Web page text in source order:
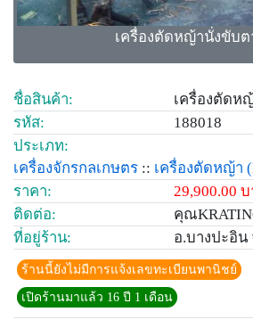
เครื่องตัดหญ้านั่งขับต
ชื่อสินค้า:
เครื่องตัดห
รหัส:
188018
ประเภท:
เครื่องจักรกลเกษตร :: เครื่องตัดหญ้า
ราคา:
29,900.00
ติดต่อ:
คุณ
ที่อยู่ร้าน:
อ.บางปะอิน
ร้านนี้ยังไม่มีการแจ้งเลขทะเบียนพานิชย์
เปิดร้านมาแล้ว 16 ปี 1 เดือน